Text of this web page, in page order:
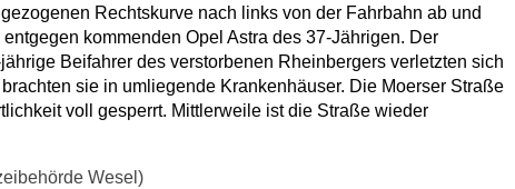
Rechtskurve nach links von der Fahrbahn ab und
kommenden Opel Astra des 37-Jährigen. Der
Beifahrer des verstorbenen Rheinbergers verletzten sich
sie in umliegende Krankenhäuser. Die Moerser Straße
voll gesperrt. Mittlerweile ist die Straße wieder
Wesel)